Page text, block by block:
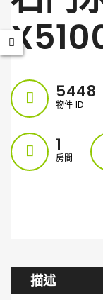
5448
物件 ID
1
房間
描述